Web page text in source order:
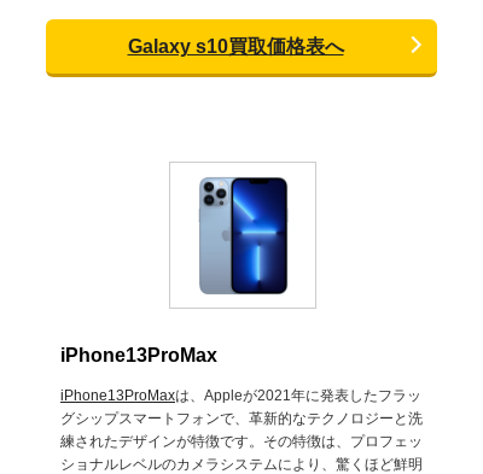
Galaxy s10買取価格表へ
iPhone13ProMax
iPhone13ProMaxは、Appleが2021年に発表したフラッ
グシップスマートフォンで、革新的なテクノロジーと洗
練されたデザインが特徴です。その特徴は、プロフェッ
ショナルレベルのカメラシステムにより、驚くほど鮮明